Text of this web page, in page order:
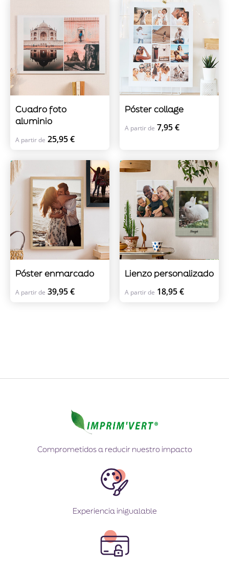
Cuadro foto
aluminio
A partir de 25,95 €
Póster collage
A partir de 7,95 €
Póster enmarcado
A partir de 39,95 €
Lienzo personalizado
A partir de 18,95 €
Comprometidos a reducir nuestro impacto
Experiencia inigualable